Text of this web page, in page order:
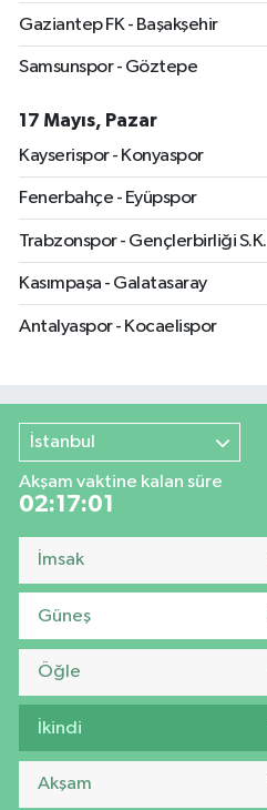
Gaziantep FK - Başakşehir
Samsunspor - Göztepe
17 Mayıs, Pazar
Kayserispor - Konyaspor
Fenerbahçe - Eyüpspor
Trabzonspor - Gençlerbirliği S.K.
Kasımpaşa - Galatasaray
Antalyaspor - Kocaelispor
İstanbul
Akşam vaktine kalan süre
02:17:00
İmsak
Güneş
Öğle
İkindi
Akşam